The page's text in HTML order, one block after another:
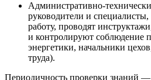
Административно-
руководители и
работу, проводят
и контролируют соблюдение
энергетики, начальники
труда).
Периодичность проверки знаний —